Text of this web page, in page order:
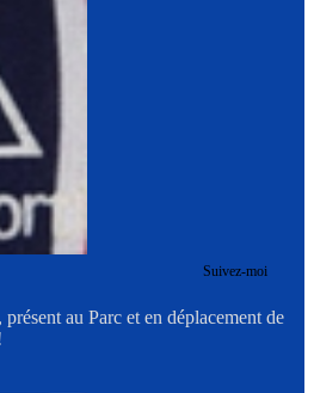
Suivez-moi
au Parc et en déplacement de